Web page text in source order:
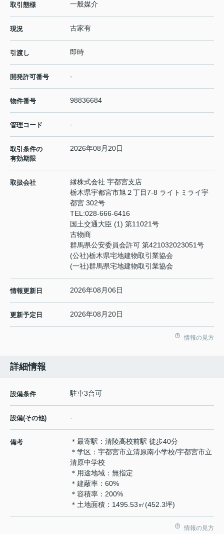
取引態様 一般媒介
現況 古家有
引渡し 即時
開発許可番号 -
物件番号 98836684
管理コード -
取引条件の
有効期限
2026年08月20日
取扱会社
縁株式会社 宇都宮支店
栃木県宇都宮市旭２丁目7-8 ライトミライ宇
都宮 302号
TEL:028-666-6416
国土交通大臣 (1) 第11021号
古物商
群馬県公安委員会許可 第421032023051号
(公社)栃木県宅地建物取引業協会
(一社)群馬県宅地建物取引業協会
情報更新日 2026年08月06日
更新予定日 2026年08月20日
情報の見方
詳細情報
設備条件 駐車3台可
設備(その他) -
備考
＊最寄駅：清陵高校前駅 徒歩40分
＊学区：宇都宮市立清原南小学校/宇都宮市立
清原中学校
＊用途地域：無指定
＊建蔽率：60%
＊容積率：200%
＊土地面積：1495.53㎡(452.3坪)
情報の見方